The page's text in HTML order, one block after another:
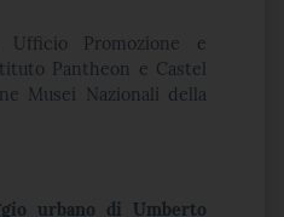
Ufficio Promozione e
Pantheon e Castel
Musei Nazionali della
urbano di Umberto